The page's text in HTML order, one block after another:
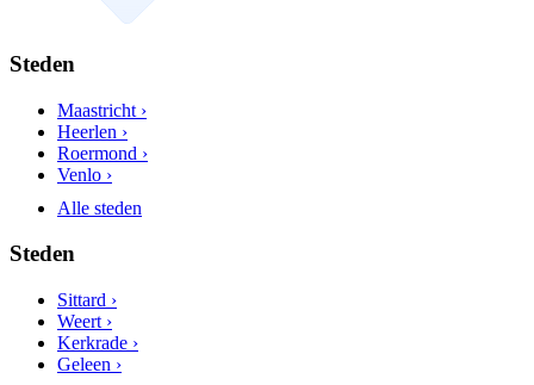
Steden
Maastricht ›
Heerlen ›
Roermond ›
Venlo ›
Alle steden
Steden
Sittard ›
Weert ›
Kerkrade ›
Geleen ›